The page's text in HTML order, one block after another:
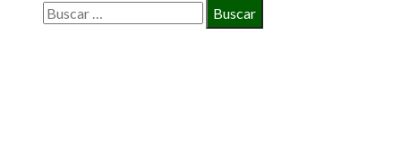
Buscar: